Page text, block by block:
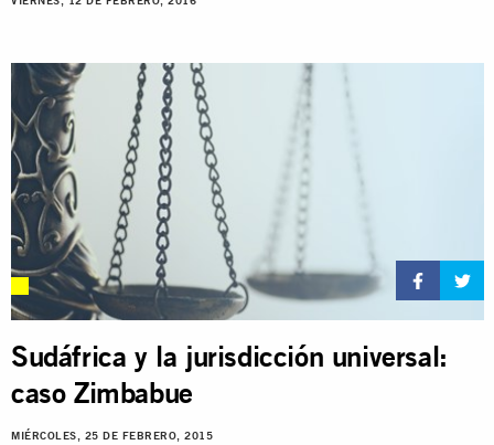
Sudáfrica y la jurisdicción universal:
caso Zimbabue
MIÉRCOLES, 25 DE FEBRERO, 2015